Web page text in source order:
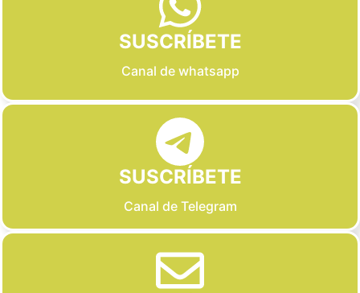
SUSCRÍBETE
Canal de whatsapp
SUSCRÍBETE
Canal de Telegram